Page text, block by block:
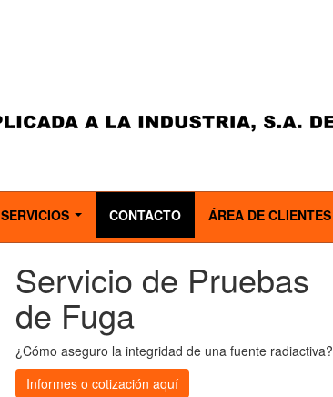
SERVICIOS CONTACTO ÁREA DE CLIENTES
Servicio de Pruebas
de Fuga
¿Cómo aseguro la integridad de una fuente radiactiva?
Informes o cotización aquí